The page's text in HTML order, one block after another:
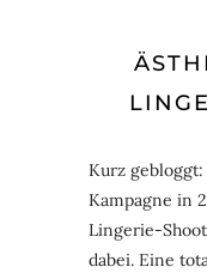
Kurz
Kampagne in
Lingerie-
dabei. Eine